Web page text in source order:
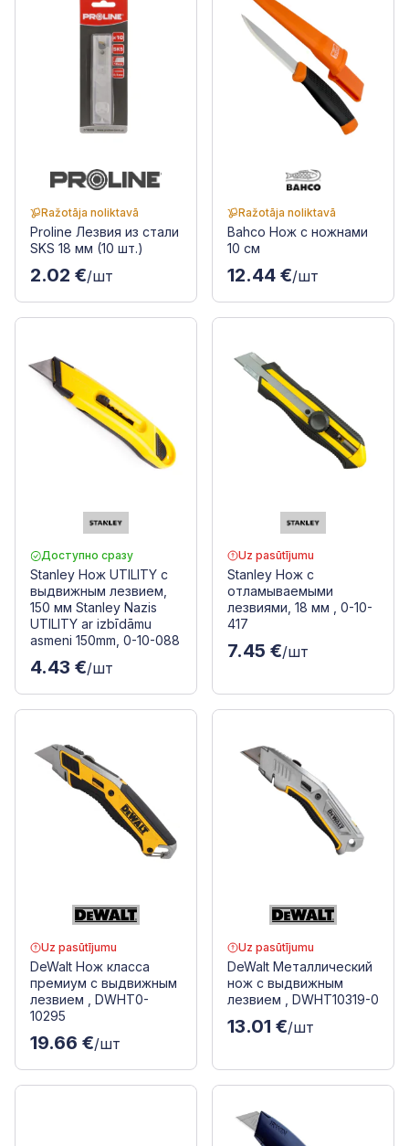
Ražotāja noliktavā
Proline Лезвия из стали
SKS 18 мм (10 шт.)
2.02 €/шт
Ražotāja noliktavā
Bahco Нож с ножнами
10 см
12.44 €/шт
Доступно сразу
Stanley Нож UTILITY с
выдвижным лезвием,
150 мм Stanley Nazis
UTILITY ar izbīdāmu
asmeni 150mm, 0-10-088
4.43 €/шт
Uz pasūtījumu
Stanley Нож с
отламываемыми
лезвиями, 18 мм , 0-10-
417
7.45 €/шт
Uz pasūtījumu
DeWalt Нож класса
премиум с выдвижным
лезвием , DWHT0-
10295
19.66 €/шт
Uz pasūtījumu
DeWalt Металлический
нож с выдвижным
лезвием , DWHT10319-0
13.01 €/шт